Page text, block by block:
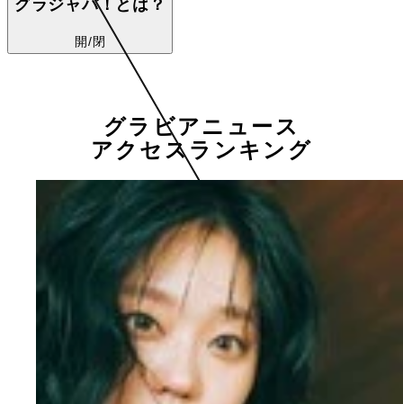
グラジャパ！とは？
開/閉
グラビアニュース
アクセスランキング